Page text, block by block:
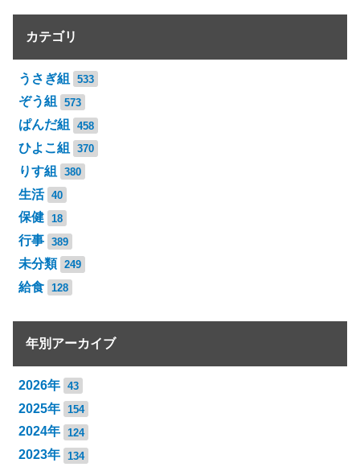
カテゴリ
うさぎ組 533
ぞう組 573
ぱんだ組 458
ひよこ組 370
りす組 380
生活 40
保健 18
行事 389
未分類 249
給食 128
年別アーカイブ
2026年 43
2025年 154
2024年 124
2023年 134